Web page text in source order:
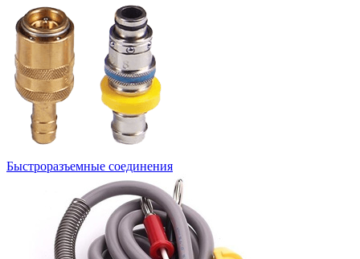
Быстроразъемные соединения